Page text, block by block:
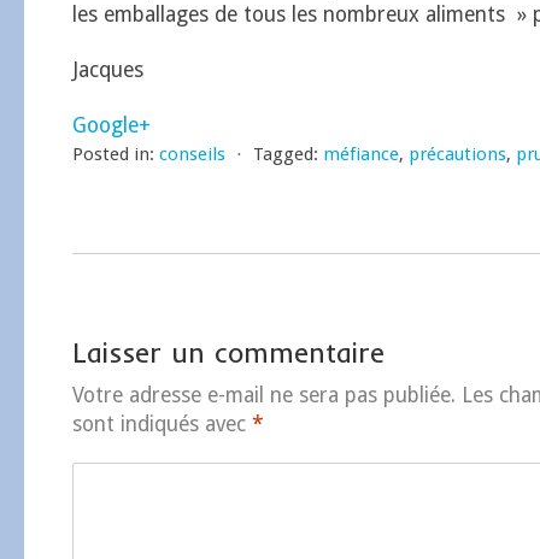
les emballages de tous les nombreux aliments »
Jacques
Google+
Posted in: conseils ⋅ Tagged: méfiance, précautions,
Laisser un commentaire
Votre adresse e-mail ne sera pas publiée. Les
sont indiqués avec *